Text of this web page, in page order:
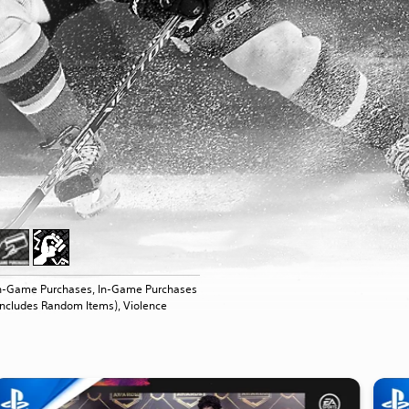
Game Purchases, In-Game Purchases
Random Items), Violence